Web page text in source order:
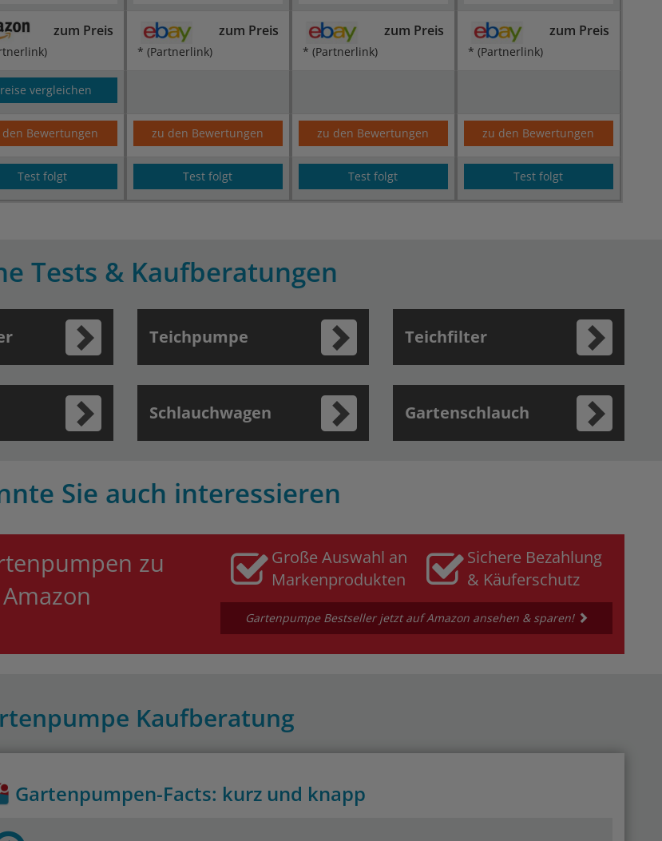
zum Preis zum Preis
* (Partnerlink)
zum Preis
* (Partnerlink)
zum Preis
* (Partnerlink)
vergleichen
Bewertungen zu den Bewertungen zu den Bewertungen zu den Bewertungen
Test folgt Test folgt Test folgt Test folgt
Tests & Kaufberatungen
Teichpumpe Teichfilter
Schlauchwagen Gartenschlauch
Sie auch interessieren
zu
Große Auswahl an
Markenprodukten
Sichere Bezahlung
& Käuferschutz
Gartenpumpe Bestseller jetzt auf Amazon ansehen & sparen!
Kaufberatung
Gartenpumpen-Facts: kurz und knapp